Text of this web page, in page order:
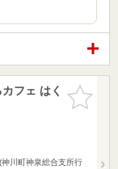
お気に入
りに追加
フェ はく
川町神泉総合支所行